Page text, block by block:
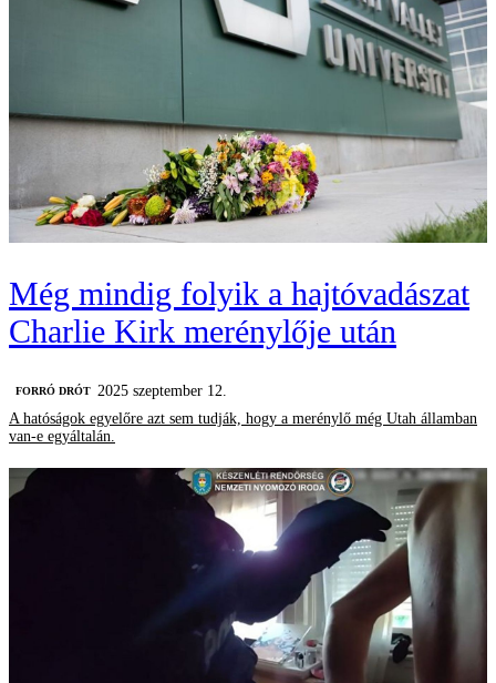
Még mindig folyik a hajtóvadászat
Charlie Kirk merénylője után
FORRÓ DRÓT 2025 szeptember 12.
A hatóságok egyelőre azt sem tudják, hogy a merénylő még Utah államban
van-e egyáltalán.